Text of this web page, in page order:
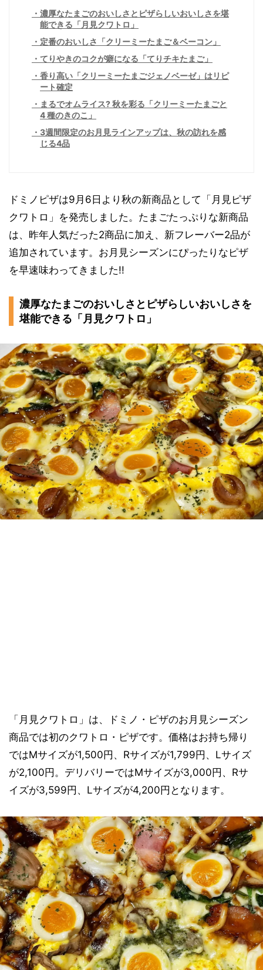
濃厚なたまごのおいしさとピザらしいおいしさを堪
能できる「月見クワトロ」
定番のおいしさ「クリーミーたまご＆ベーコン」
てりやきのコクが癖になる「てりチキたまご」
香り高い「クリーミーたまごジェノベーゼ」はリピ
ート確定
まるでオムライス? 秋を彩る「クリーミーたまごと
4 種のきのこ」
3週間限定のお月見ラインアップは、秋の訪れを感
じる4品
ドミノピザは9月6日より秋の新商品として「月見ピザ
クワトロ」を発売しました。たまごたっぷりな新商品
は、昨年人気だった2商品に加え、新フレーバー2品が
追加されています。お月見シーズンにぴったりなピザ
を早速味わってきました!!
濃厚なたまごのおいしさとピザらしいおいしさを
堪能できる「月見クワトロ」
「月見クワトロ」は、ドミノ・ピザのお月見シーズン
商品では初のクワトロ・ピザです。価格はお持ち帰り
ではMサイズが1,500円、Rサイズが1,799円、Lサイズ
が2,100円。デリバリーではMサイズが3,000円、Rサ
イズが3,599円、Lサイズが4,200円となります。